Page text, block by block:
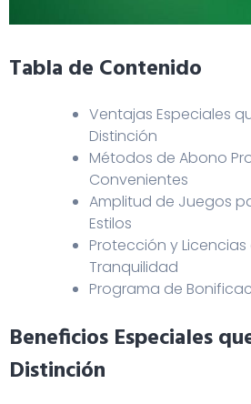
Tabla de Contenido
Ventajas Especiales
Distinción
Métodos de Abono
Convenientes
Amplitud de Juegos
Estilos
Protección y
Tranquilidad
Programa de
Beneficios Especiales
Distinción